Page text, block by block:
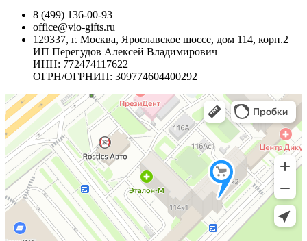
8 (499) 136-00-93
office@vio-gifts.ru
129337, г. Москва, Ярославское шоссе, дом 114, корп.2
ИП Перегудов Алексей Владимирович
ИНН: 772474117622
ОГРН/ОГРНИП: 309774604400292